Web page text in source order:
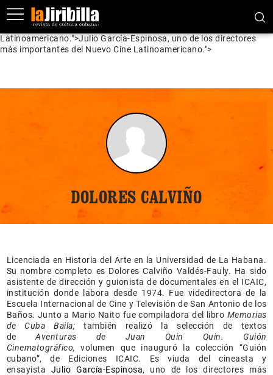
Julio García-Espinosa, uno de los directores más importantes del
Nuevo Cine Latinoamericano." />
Julio García-Espinosa, uno de los
directores más importantes del Nuevo Cine
Latinoamericano.">Julio García-Espinosa, uno de los directores
más importantes del Nuevo Cine Latinoamericano.">
DOLORES CALVIÑO
Licenciada en Historia del Arte en la Universidad de La Habana.
Su nombre completo es Dolores Calviño Valdés-Fauly. Ha sido
asistente de dirección y guionista de documentales en el ICAIC,
institución donde labora desde 1974. Fue videdirectora de la
Escuela Internacional de Cine y Televisión de San Antonio de los
Baños. Junto a Mario Naito fue compiladora del libro Memorias
de Cuba Baila;también realizó la selección de textos
deAventuras de Juan Quin Quin. Guión
Cinematográfico,volumen que inauguró la colección “Guión
cubano”, de Ediciones ICAIC. Es viuda del cineasta y
ensayista Julio García-Espinosa, uno de los directores más